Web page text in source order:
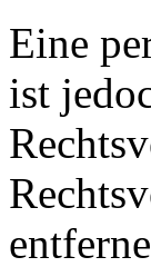
Eine
ist